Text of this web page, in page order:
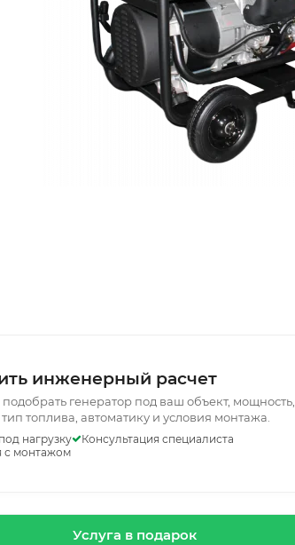
инженерный расчет
генератор под ваш объект, мощность,
тип топлива, автоматику и условия монтажа.
нагрузку
Консультация специалиста
с монтажом
Услуга в подарок